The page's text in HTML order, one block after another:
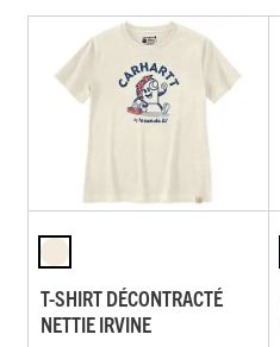
T-SHIRT DÉCONTRACTÉ
NETTIE IRVINE